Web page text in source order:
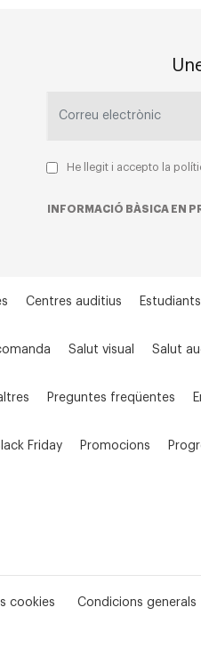
He llegit i accepto la
INFORMACIÓ BÀSICA EN
Centres auditius Estudiants
Salut visual Salut
Preguntes freqüentes
Friday Promocions
cookies Condicions generals